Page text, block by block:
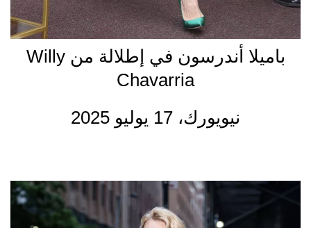
باميلا أندرسون في إطلالة من Willy
Chavarria
نيويورك، 17 يوليو 2025